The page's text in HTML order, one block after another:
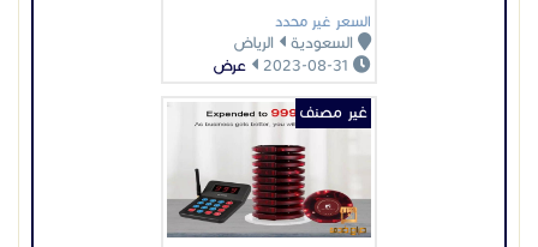
السعر غير محدد
السعودية
الرياض
عرض
غير مصنف